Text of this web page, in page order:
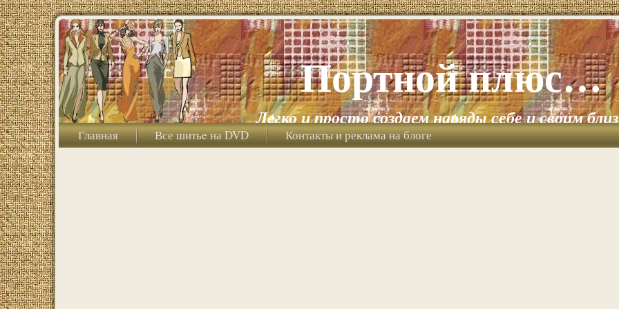
Портной плюс…
Легко и просто создаем наряды себе и своим
Главная Все шитьe на DVD Контакты и реклама на блоге